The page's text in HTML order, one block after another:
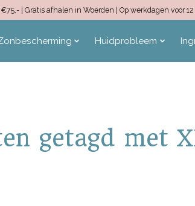
| Gratis afhalen in Woerden | Op werkdagen voor
Huidprobleem
getagd met